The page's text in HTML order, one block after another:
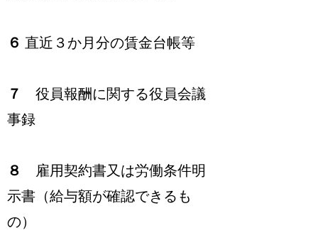
６ 直近３か月分の賃金台帳等
７役員報酬に関する役員会議
事録
８
雇用契約書又は労働条件明
示書（給与額が確認できるも
の）